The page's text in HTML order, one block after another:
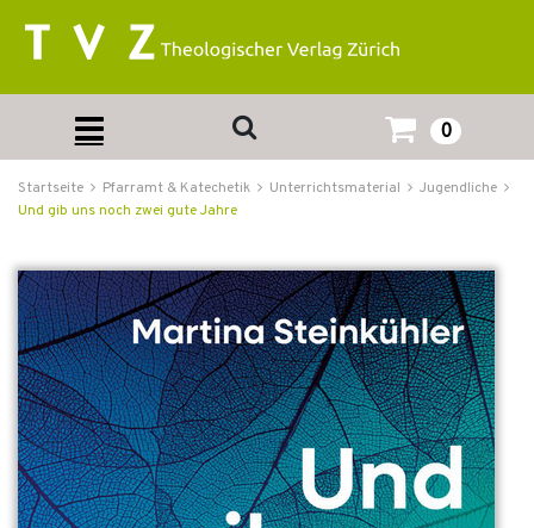
0
Startseite Pfarramt & Katechetik Unterrichtsmaterial
Jugendliche
Und gib uns noch zwei gute Jahre